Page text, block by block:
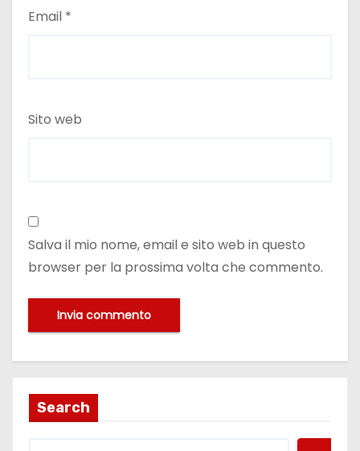
Email *
Sito web
Salva il mio nome, email e sito web in questo
browser per la prossima volta che commento.
Search